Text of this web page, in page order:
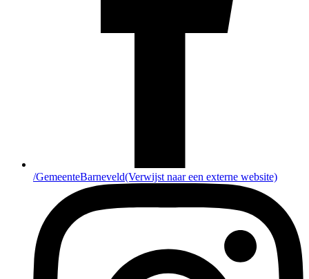
/GemeenteBarneveld(Verwijst naar een externe website)